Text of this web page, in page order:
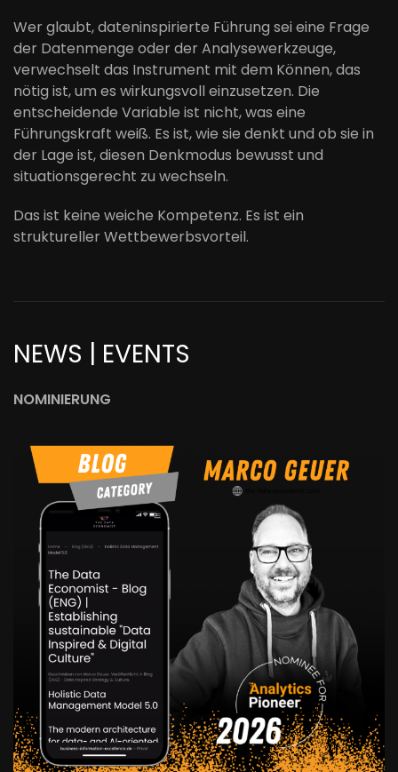
Wer glaubt, dateninspirierte Führung sei eine Frage
der Datenmenge oder der Analysewerkzeuge,
verwechselt das Instrument mit dem Können, das
nötig ist, um es wirkungsvoll einzusetzen. Die
entscheidende Variable ist nicht, was eine
Führungskraft weiß. Es ist, wie sie denkt und ob sie in
der Lage ist, diesen Denkmodus bewusst und
situationsgerecht zu wechseln.
Das ist keine weiche Kompetenz. Es ist ein
struktureller Wettbewerbsvorteil.
NEWS | EVENTS
NOMINIERUNG